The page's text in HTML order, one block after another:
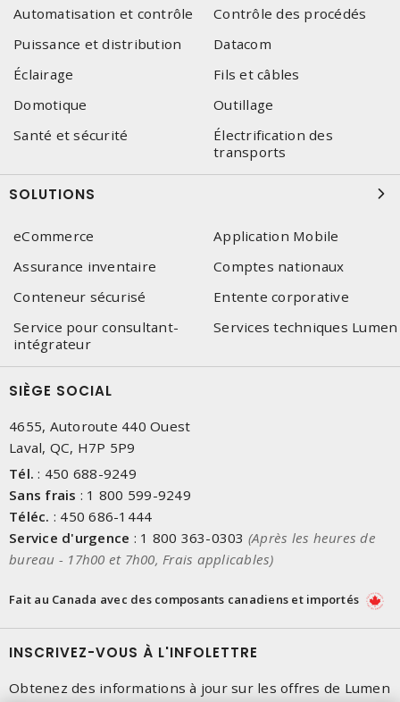
Automatisation et contrôle
Contrôle des procédés
Puissance et distribution
Datacom
Éclairage
Fils et câbles
Domotique
Outillage
Santé et sécurité
Électrification des
transports
SOLUTIONS
eCommerce
Application Mobile
Assurance inventaire
Comptes nationaux
Conteneur sécurisé
Entente corporative
Service pour consultant-
intégrateur
Services techniques Lumen
SIÈGE SOCIAL
4655, Autoroute 440 Ouest
Laval, QC, H7P 5P9
Tél. : 450 688-9249
Sans frais : 1 800 599-9249
Téléc. : 450 686-1444
Service d'urgence : 1 800 363-0303 (Après les heures de
bureau - 17h00 et 7h00, Frais applicables)
Fait au Canada avec des composants canadiens et importés
INSCRIVEZ-VOUS À L'INFOLETTRE
Obtenez des informations à jour sur les offres de Lumen